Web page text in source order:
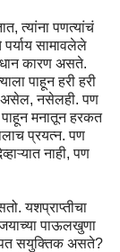
त्यांना पणत्यांचं
सामावलेले
कारण असते.
पाहून हरी हरी
असेल, नसेलही. पण
पाहून मनातून हरकत
प्रयत्न. पण
नाही, पण
यशप्राप्तीचा
पाऊलखुणा
सयुक्तिक असते?